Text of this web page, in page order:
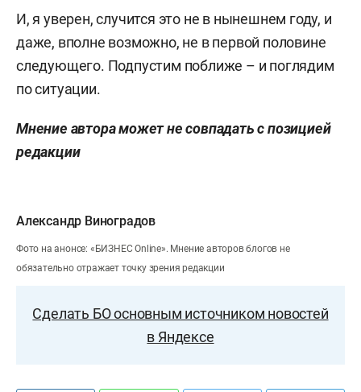
И, я уверен, случится это не в нынешнем году, и
даже, вполне возможно, не в первой половине
следующего. Подпустим поближе – и поглядим
по ситуации.
Мнение автора может не совпадать с позицией
редакции
Александр Виноградов
Фото на анонсе: «БИЗНЕС Online». Мнение авторов блогов не
обязательно отражает точку зрения редакции
Сделать БО основным источником новостей
в Яндексе